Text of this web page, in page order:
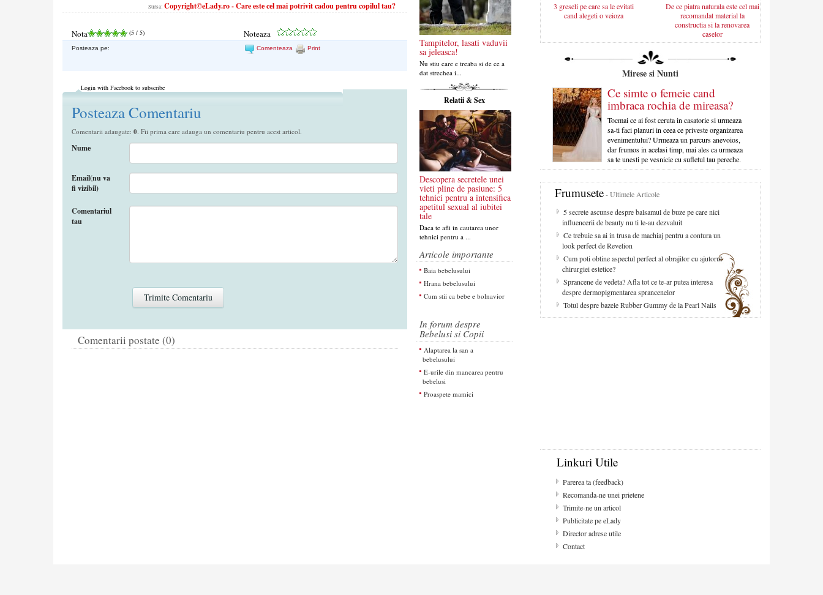
Sursa: Copyright©eLady.ro - Care este cel mai potrivit cadou pentru copilul tau?
Nota (5 / 5) Noteaza
Posteaza pe: Comenteaza Print
Login with Facebook to subscribe
Posteaza Comentariu
Comentarii adaugate: 0. Fii prima care adauga un comentariu pentru acest articol.
Nume
Email(nu va
fi vizibil)
Comentariul
tau
Comentarii postate (0)
Tampitelor, lasati vaduvii
sa jeleasca!
Nu stiu care e treaba si de ce a
dat strechea i...
Relatii & Sex
Descopera secretele unei
vieti pline de pasiune: 5
tehnici pentru a intensifica
apetitul sexual al iubitei
tale
Daca te afli in cautarea unor
tehnici pentru a ...
Articole importante
Baia bebelusului
Hrana bebelusului
Cum stii ca bebe e bolnavior
In forum despre
Bebelusi si Copii
Alaptarea la san a
bebelusului
E-urile din mancarea pentru
bebelusi
Proaspete mamici
3 greseli pe care sa le evitati
cand alegeti o veioza
De ce piatra naturala este cel mai
recomandat material la
constructia si la renovarea
caselor
Mirese si Nunti
Ce simte o femeie cand
imbraca rochia de mireasa?
Tocmai ce ai fost ceruta in casatorie si urmeaza
sa-ti faci planuri in ceea ce priveste organizarea
evenimentului? Urmeaza un parcurs anevoios,
dar frumos in acelasi timp, mai ales ca urmeaza
sa te unesti pe vesnicie cu sufletul tau pereche.
Frumusete- Ultimele Articole
5 secrete ascunse despre balsamul de buze pe care nici
influencerii de beauty nu ti le-au dezvaluit
Ce trebuie sa ai in trusa de machiaj pentru a contura un
look perfect de Revelion
Cum poti obtine aspectul perfect al obrajilor cu ajutorul
chirurgiei estetice?
Sprancene de vedeta? Afla tot ce te-ar putea interesa
despre dermopigmentarea sprancenelor
Totul despre bazele Rubber Gummy de la Pearl Nails
Linkuri Utile
Parerea ta (feedback)
Recomanda-ne unei prietene
Trimite-ne un articol
Publicitate pe eLady
Director adrese utile
Contact